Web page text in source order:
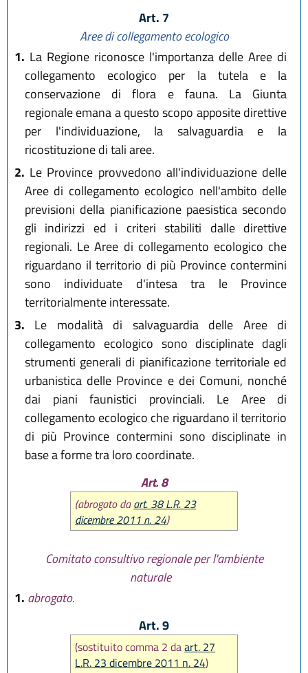
Art. 7
Aree di collegamento ecologico
1. La Regione riconosce l'importanza delle Aree di
collegamento ecologico per la tutela e la
conservazione di flora e fauna. La Giunta
regionale emana a questo scopo apposite direttive
per l'individuazione, la salvaguardia e la
ricostituzione di tali aree.
2. Le Province provvedono all'individuazione delle
Aree di collegamento ecologico nell'ambito delle
previsioni della pianificazione paesistica secondo
gli indirizzi ed i criteri stabiliti dalle direttive
regionali. Le Aree di collegamento ecologico che
riguardano il territorio di più Province contermini
sono individuate d'intesa tra le Province
territorialmente interessate.
3. Le modalità di salvaguardia delle Aree di
collegamento ecologico sono disciplinate dagli
strumenti generali di pianificazione territoriale ed
urbanistica delle Province e dei Comuni, nonché
dai piani faunistici provinciali. Le Aree di
collegamento ecologico che riguardano il territorio
di più Province contermini sono disciplinate in
base a forme tra loro coordinate.
Art. 8
(abrogato daart. 38 L.R. 23
dicembre 2011 n. 24)
Comitato consultivo regionale per l'ambiente
naturale
1. abrogato.
Art. 9
(sostituito comma 2 daart. 27
L.R. 23 dicembre 2011 n. 24)